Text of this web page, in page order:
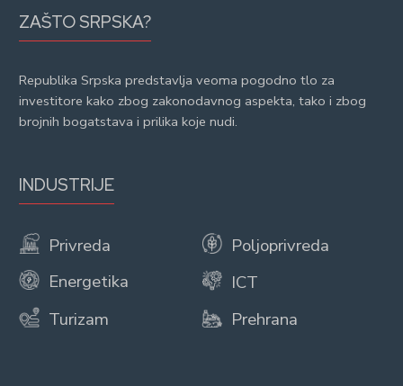
ZAŠTO SRPSKA?
Republika Srpska predstavlja veoma pogodno tlo za
investitore kako zbog zakonodavnog aspekta, tako i zbog
brojnih bogatstava i prilika koje nudi.
INDUSTRIJE
Privreda
Energetika
Turizam
Poljoprivreda
ICT
Prehrana